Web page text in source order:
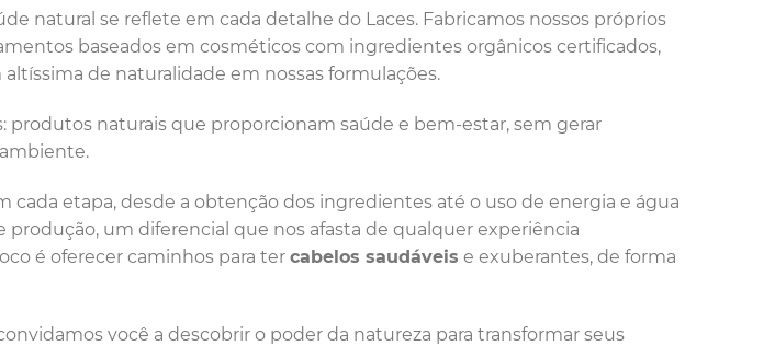
natural se reflete em cada detalhe do Laces. Fabricamos nossos próprios
baseados em cosméticos com ingredientes orgânicos certificados,
de naturalidade em nossas formulações.
produtos naturais que proporcionam saúde e bem-estar, sem gerar
cada etapa, desde a obtenção dos ingredientes até o uso de energia e água
produção, um diferencial que nos afasta de qualquer experiência
é oferecer caminhos para ter cabelos saudáveis e exuberantes, de forma
você a descobrir o poder da natureza para transformar seus